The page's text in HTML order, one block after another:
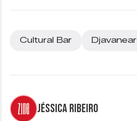
Cultural Bar Djavanear
Jéssica Ribeiro